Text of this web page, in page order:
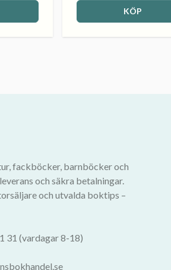
KÖP
fackböcker, barnböcker och
och säkra betalningar.
och utvalda boktips –
31 (vardagar 8-18)